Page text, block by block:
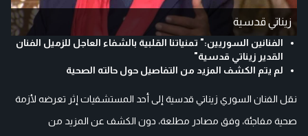
زيناتي قدسية
الفنانين السوريين:" تمنياتنا القلبية بالشفاء العاجل للزميل الفنان
القدير زيناتي قدسية"
لم يتم الكشف المزيد من التفاصيل حول حالته الصحية
نقل الفنان السوري زيناتي قدسية إلى أحد المستشفيات إثر تعرضه لأزمة
صحية مفاجئة، وفق مصادر مطلعة، دون الكشف عن المزيد من